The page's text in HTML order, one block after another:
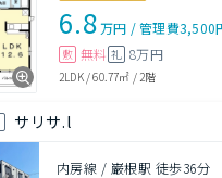
6.8万円 /管理費3,500
敷 無料 礼 8万円
2LDK/60.77㎡ /2階
サリサ.l
内房線 / 巌根駅 徒歩36分